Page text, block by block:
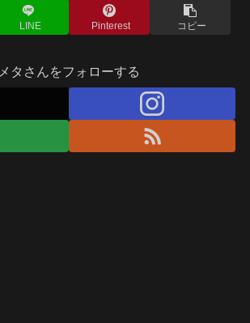
LINE Pinterest コピー
メタさんをフォローする